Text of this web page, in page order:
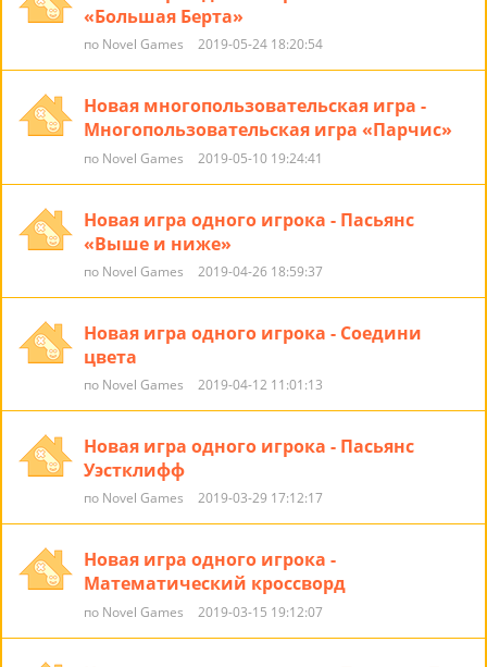
«Большая Берта»
по Novel Games 2019-05-24 18:20:54
Новая многопользовательская игра -
Многопользовательская игра «Парчис»
по Novel Games 2019-05-10 19:24:41
Новая игра одного игрока - Пасьянс
«Выше и ниже»
по Novel Games 2019-04-26 18:59:37
Новая игра одного игрока - Соедини
цвета
по Novel Games 2019-04-12 11:01:13
Новая игра одного игрока - Пасьянс
Уэстклифф
по Novel Games 2019-03-29 17:12:17
Новая игра одного игрока -
Математический кроссворд
по Novel Games 2019-03-15 19:12:07